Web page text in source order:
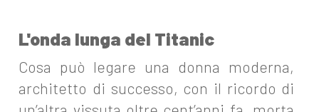
L'onda lunga del Titanic
Cosa può legare una donna moderna,
architetto di successo, con il ricordo di